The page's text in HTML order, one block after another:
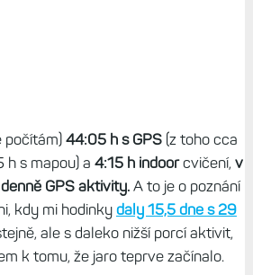
počítám) 44:05 h s GPS(z toho cca
h s mapou) a 4:15 h indoorcvičení, v
GPS aktivity. A to je o poznání
kdy mi hodinky daly 15,5 dne s 29
ale s daleko nižší porcí aktivit,
k tomu, že jaro teprve začínalo.